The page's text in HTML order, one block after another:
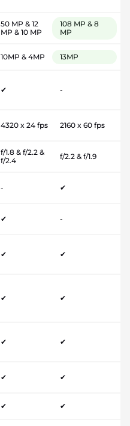
50 MP & 12
MP & 10 MP
108 MP & 8
MP
10MP & 4MP 13MP
✔ -
4320 x 24 fps 2160 x 60 fps
f/1.8 & f/2.2 &
f/2.4
f/2.2 & f/1.9
- ✔
✔ -
✔ ✔
✔ ✔
✔ ✔
✔ ✔
✔ ✔